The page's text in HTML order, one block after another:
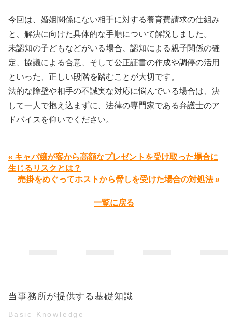
今回は、婚姻関係にない相手に対する養育費請求の仕組み
と、解決に向けた具体的な手順について解説しました。
未認知の子どもなどがいる場合、認知による親子関係の確
定、協議による合意、そして公正証書の作成や調停の活用
といった、正しい段階を踏むことが大切です。
法的な障壁や相手の不誠実な対応に悩んでいる場合は、決
して一人で抱え込まずに、法律の専門家である弁護士のア
ドバイスを仰いでください。
« キャバ嬢が客から高額なプレゼントを受け取った場合に
生じるリスクとは？
売掛をめぐってホストから脅しを受けた場合の対処法 »
一覧に戻る
当事務所が提供する基礎知識
Basic Knowledge